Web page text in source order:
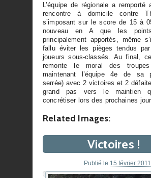
L’équipe de régionale a remporté
rencontre à domicile contre
s’imposant sur le score de 15 à
nouveau en A que les
principalement apportés, même
fallu éviter les pièges tendus
joueurs sous-classés. Au final,
remonte le moral des
maintenant l’équipe 4e de sa
serrée) avec 2 victoires et 2
grand pas vers le maintien
concrétiser lors des prochaines
Related Images:
Victoires !
Publié le 15 février 2011